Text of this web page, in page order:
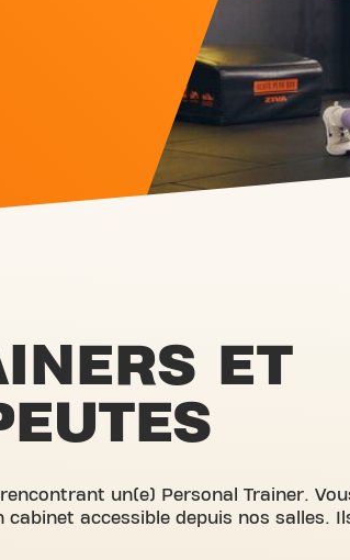
ET
un(e) Personal Trainer.
cabinet accessible depuis nos salles.